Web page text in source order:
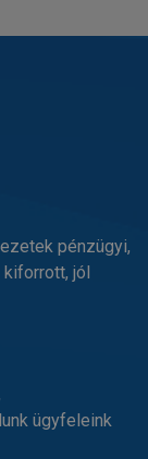
pénzügyi,
jól
ügyfeleink